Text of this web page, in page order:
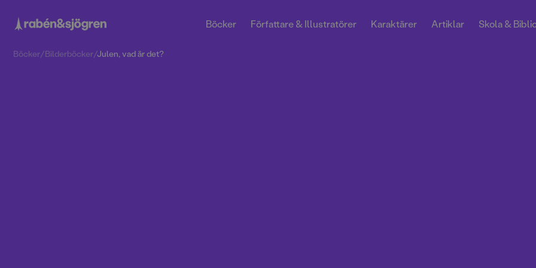
Böcker Författare & Illustratörer Karaktärer Artiklar Skola &
Böcker/Bilderböcker/Julen, vad är det?